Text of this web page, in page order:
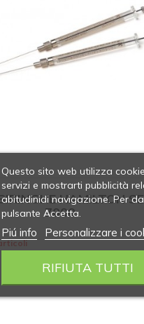
HAMILTON
7000
Questo sito web utilizza
servizi e mostrarti pubblicità
abitudinidi navigazione. Per
pulsante Accetta.
Piú info Personalizzare i
RIFIUTA TUTTI